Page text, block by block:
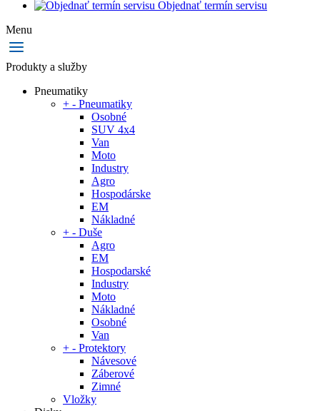
Objednať termín servisu
Menu
Produkty a služby
Pneumatiky
+ - Pneumatiky
Osobné
SUV 4x4
Van
Moto
Industry
Agro
Hospodárske
EM
Nákladné
+ - Duše
Agro
EM
Hospodarské
Industry
Moto
Nákladné
Osobné
Van
+ - Protektory
Návesové
Záberové
Zimné
Vložky